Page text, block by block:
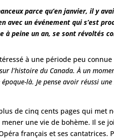
parce qu’en janvier, il y
avec un événement qui s’est
à peine un an, se sont révoltés
à une période peu
l’histoire du Canada. À un
là. Je pense avoir réussi
de cinq cents pages qui met
une vie de bohème. Il se
français et ses